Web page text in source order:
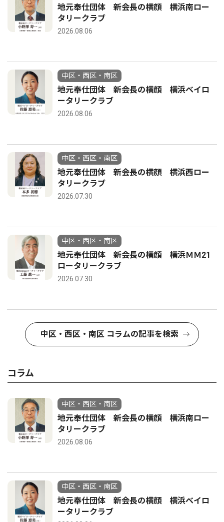
地元奉仕団体 新会長の横顔 横浜南ロー
タリークラブ
2026.08.06
中区・西区・南区
地元奉仕団体 新会長の横顔 横浜ベイロ
ータリークラブ
2026.08.06
中区・西区・南区
地元奉仕団体 新会長の横顔 横浜西ロー
タリークラブ
2026.07.30
中区・西区・南区
地元奉仕団体 新会長の横顔 横浜ＭＭ21
ロータリークラブ
2026.07.30
中区・西区・南区 コラムの記事を検索
コラム
中区・西区・南区
地元奉仕団体 新会長の横顔 横浜南ロー
タリークラブ
2026.08.06
中区・西区・南区
地元奉仕団体 新会長の横顔 横浜ベイロ
ータリークラブ